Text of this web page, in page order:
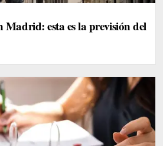
Madrid: esta es la previsión del